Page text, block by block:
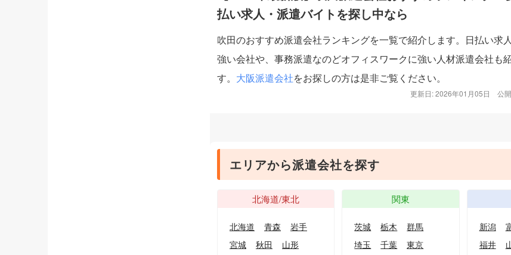
払い求人・派遣バイトを探し中なら
吹田のおすすめ派遣会社ランキングを一覧で紹介します。日払い求
強い会社や、事務派遣なのどオフィスワークに強い人材派遣会社も
す。 大阪派遣会社をお探しの方は是非ご覧ください。
更新日: 2026年01月05日 公
エリアから派遣会社を探す
北海道/東北
北海道 青森
岩手
宮城
秋田
山形
関東
茨城 栃木
群馬
埼玉
千葉
東京
新潟
福井